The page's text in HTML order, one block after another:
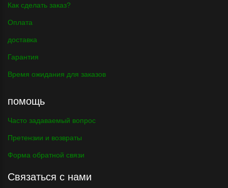
Как сделать заказ?
Оплата
доставка
Гарантия
Время ожидания для заказов
помощь
Часто задаваемый вопрос
Претензии и возвраты
Форма обратной связи
Связаться с нами